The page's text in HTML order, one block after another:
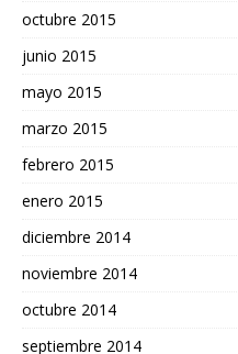
octubre 2015
junio 2015
mayo 2015
marzo 2015
febrero 2015
enero 2015
diciembre 2014
noviembre 2014
octubre 2014
septiembre 2014